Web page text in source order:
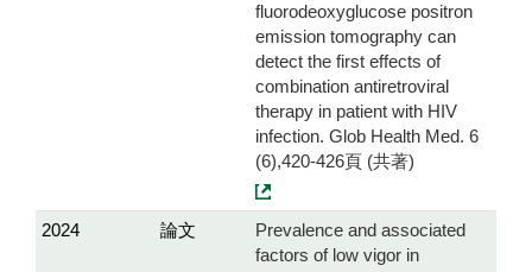
fluorodeoxyglucose positron
emission tomography can
detect the first effects of
combination antiretroviral
therapy in patient with HIV
infection. Glob Health Med. 6
(6),420-426頁 (共著)
2024 論文
Prevalence and associated
factors of low vigor in